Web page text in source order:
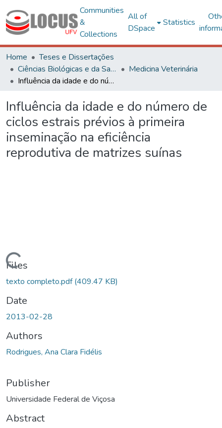
Communities
&
Collections
All of
DSpace
Statistics
Home
Teses e Dissertações
Ciências Biológicas e da Saúde
Medicina Veterinária
Influência da idade e do número de ciclos estrais prévios à primeira inseminação na eficiência reprodutiva de matrizes suínas
Influência da idade e do número de
ciclos estrais prévios à primeira
inseminação na eficiência
reprodutiva de matrizes suínas
Files
texto completo.pdf(409.47 KB)
Date
2013-02-28
Authors
Rodrigues, Ana Clara Fidélis
Publisher
Universidade Federal de Viçosa
Abstract